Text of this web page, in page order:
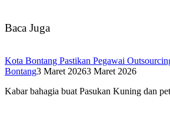
Baca Juga
Kota Bontang Pastikan Pegawai
Bontang3 Maret 20263 Maret 2026
Kabar bahagia buat Pasukan Kuning dan